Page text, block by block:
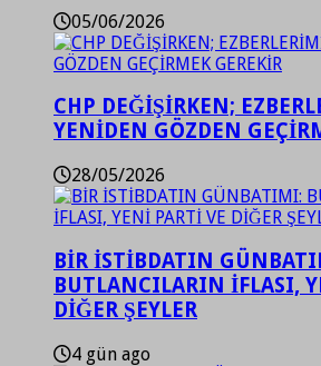
05/06/2026
CHP DEĞİŞİRKEN;
YENİDEN GÖZDEN
28/05/2026
BİR İSTİBDATIN
BUTLANCILARIN İFLASI,
DİĞER ŞEYLER
4 gün ago